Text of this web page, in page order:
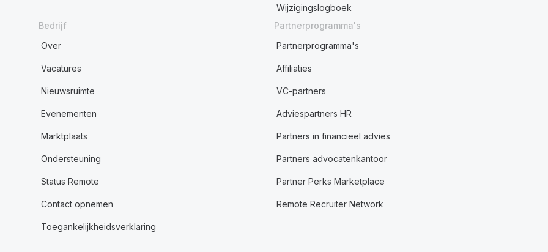
Wijzigingslogboek
Bedrijf
Over
Vacatures
Nieuwsruimte
Evenementen
Marktplaats
Ondersteuning
Status Remote
Contact opnemen
Toegankelijkheidsverklaring
Partnerprogramma's
Partnerprogramma's
Affiliaties
VC-partners
Adviespartners HR
Partners in financieel advies
Partners advocatenkantoor
Partner Perks Marketplace
Remote Recruiter Network